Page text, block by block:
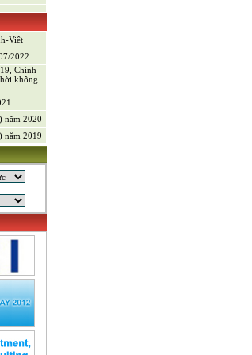
sản
Việt
2022
Chính
không
năm 2020
năm 2019